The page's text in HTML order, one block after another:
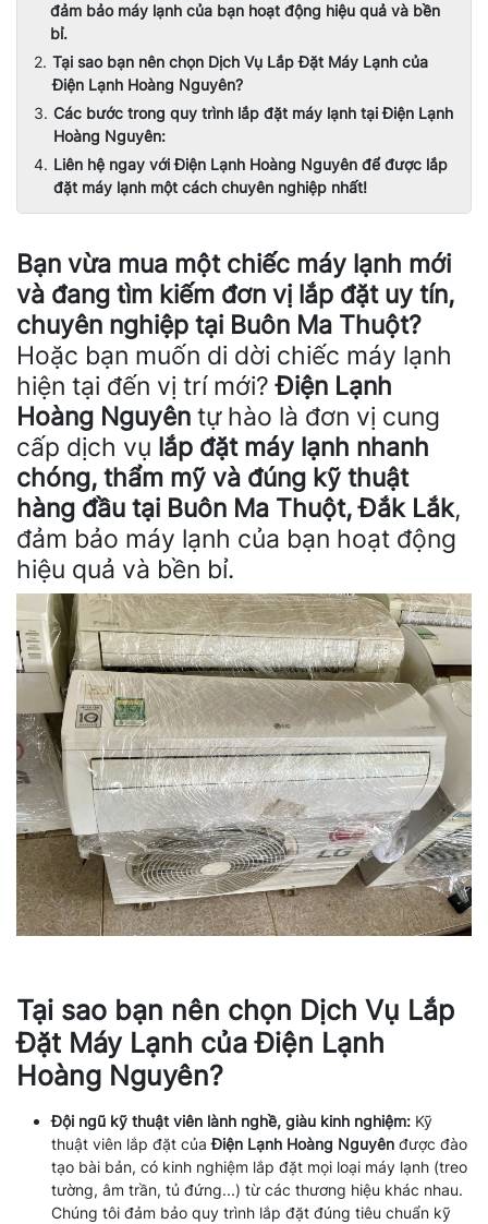
đảm bảo máy lạnh của bạn hoạt động hiệu quả và bền
bỉ.
Tại sao bạn nên chọn Dịch Vụ Lắp Đặt Máy Lạnh của
Điện Lạnh Hoàng Nguyên?
Các bước trong quy trình lắp đặt máy lạnh tại Điện Lạnh
Hoàng Nguyên:
Liên hệ ngay với Điện Lạnh Hoàng Nguyên để được lắp
đặt máy lạnh một cách chuyên nghiệp nhất!
Bạn vừa mua một chiếc máy lạnh mới
và đang tìm kiếm đơn vị lắp đặt uy tín,
chuyên nghiệp tại Buôn Ma Thuột?
Hoặc bạn muốn di dời chiếc máy lạnh
hiện tại đến vị trí mới?Điện Lạnh
Hoàng Nguyên tự hào là đơn vị cung
cấp dịch vụ lắp đặt máy lạnh nhanh
chóng, thẩm mỹ và đúng kỹ thuật
hàng đầu tại Buôn Ma Thuột, Đắk Lắk,
đảm bảo máy lạnh của bạn hoạt động
hiệu quả và bền bỉ.
Tại sao bạn nên chọn Dịch Vụ Lắp
Đặt Máy Lạnh của Điện Lạnh
Hoàng Nguyên?
Đội ngũ kỹ thuật viên lành nghề, giàu kinh nghiệm: Kỹ
thuật viên lắp đặt củaĐiện Lạnh Hoàng Nguyên được đào
tạo bài bản, có kinh nghiệm lắp đặt mọi loại máy lạnh (treo
tường, âm trần, tủ đứng...) từ các thương hiệu khác nhau.
Chúng tôi đảm bảo quy trình lắp đặt đúng tiêu chuẩn kỹ